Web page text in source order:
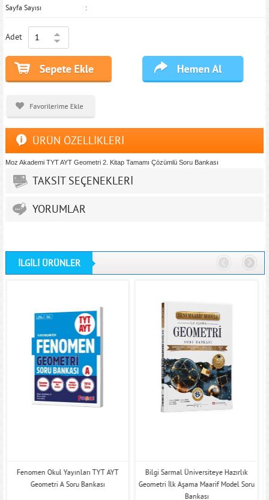
Sayfa Sayısı
Adet
ÜRÜN ÖZELLİKLERİ
Moz Akademi TYT AYT Geometri 2. Kitap Tamamı Çözümlü Soru Bankası
TAKSİT SEÇENEKLERİ
YORUMLAR
İLGİLİ ÜRÜNLER
Fenomen Okul Yayınları TYT AYT
Geometri A Soru Bankası
Bilgi Sarmal Üniversiteye Hazırlık
Geometri İlk Aşama Maarif Model Soru
Bankası